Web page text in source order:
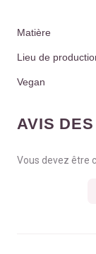
Matière
Lieu de
Vegan
AVIS
Vous devez être